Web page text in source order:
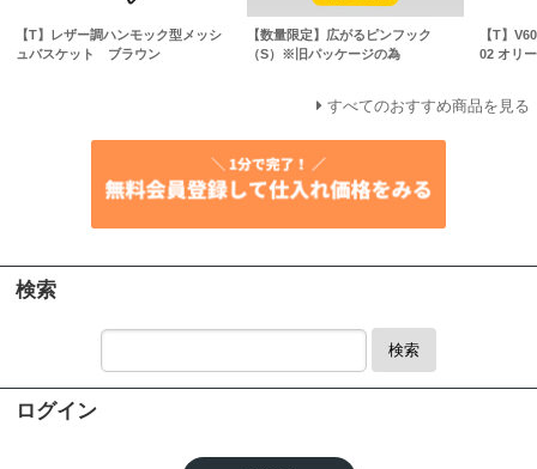
【T】レザー調ハンモック型メッシ
ュバスケット ブラウン
【数量限定】広がるピンフック
（S）※旧パッケージの為
【T】
02 オリ
すべてのおすすめ商品を見る
検索
検索
ログイン